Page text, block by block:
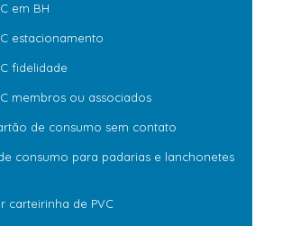
em BH
estacionamento
fidelidade
membros ou associados
de consumo sem contato
consumo para padarias e lanchonetes
carteirinha de PVC